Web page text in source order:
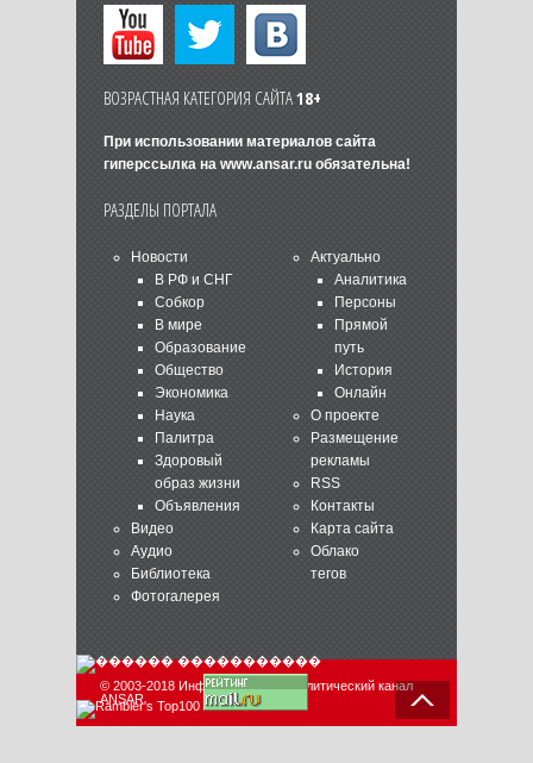
ВОЗРАСТНАЯ КАТЕГОРИЯ САЙТА18+
При использовании материалов сайта
гиперссылка на www.ansar.ruобязательна!
РАЗДЕЛЫ ПОРТАЛА
Новости
В РФ и СНГ
Собкор
В мире
Образование
Общество
Экономика
Наука
Палитра
Здоровый
образ жизни
Объявления
Видео
Аудио
Библиотека
Фотогалерея
Актуально
Аналитика
Персоны
Прямой
путь
История
Онлайн
О проекте
Размещение
рекламы
RSS
Контакты
Карта сайта
Облако
тегов
© 2003-2018 Информационно-аналитический канал
ANSAR